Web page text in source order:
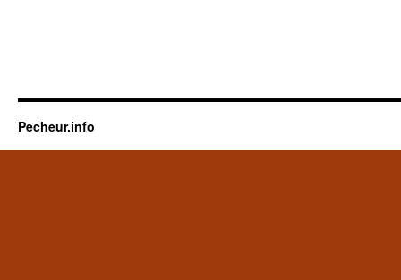
Pecheur.info